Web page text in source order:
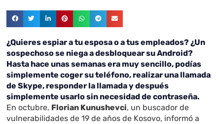
¿Quieres espiar a tu esposa o a tus empleados? ¿Un
sospechoso se niega a desbloquear su Android?
Hasta hace unas semanas era muy sencillo, podías
simplemente coger su teléfono, realizar una llamada
de Skype, responder la llamada y después
simplemente usarlo sin necesidad de contraseña.
En octubre, Florian Kunushevci, un buscador de
vulnerabilidades de 19 de años de Kosovo, informó a